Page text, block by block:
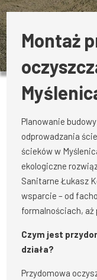
Montaż
Planowanie
odprowadzania
ścieków w
ekologiczne
Sanitarne Łukasz
wsparcie – od
formalnościach, aż
Czym jest
działa?
Przydomowa